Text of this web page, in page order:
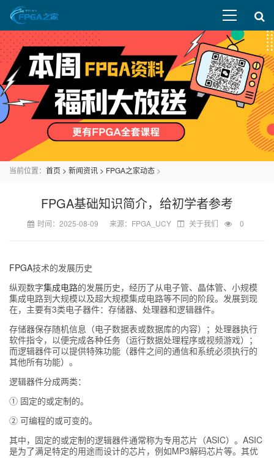
当前位置： 首页 > 新闻资讯 > FPGA之家动态 >
FPGA基础知识简介，给初学者参考
时间：2025-08-09 来源：FPGA_UCY 关于我们 0
FPGA技术的发展历史
纵观数字集成电路的发展历史，经历了从电子管、晶体管、小规模
集成电路到大规模以及超大规模集成电路等不同的阶段。发展到现
在，主要有3类电子器件：存储器、处理器和逻辑器件。
存储器保存随机信息（电子数据表或数据库的内容）；处理器执行
软件指令，以便完成各种任务（运行数据处理程序或视频游戏）；
而逻辑器件可以提供特殊功能（器件之间的通信和系统必须执行的
其他所有功能）。
逻辑器件分成两类：
① 固定的或定制的。
② 可编程的或可变的。
其中，固定的或定制的逻辑器件通常称为专用芯片（ASIC）。ASIC
是为了满足特定的用途而设计的芯片，例如MP3解码芯片等。其优